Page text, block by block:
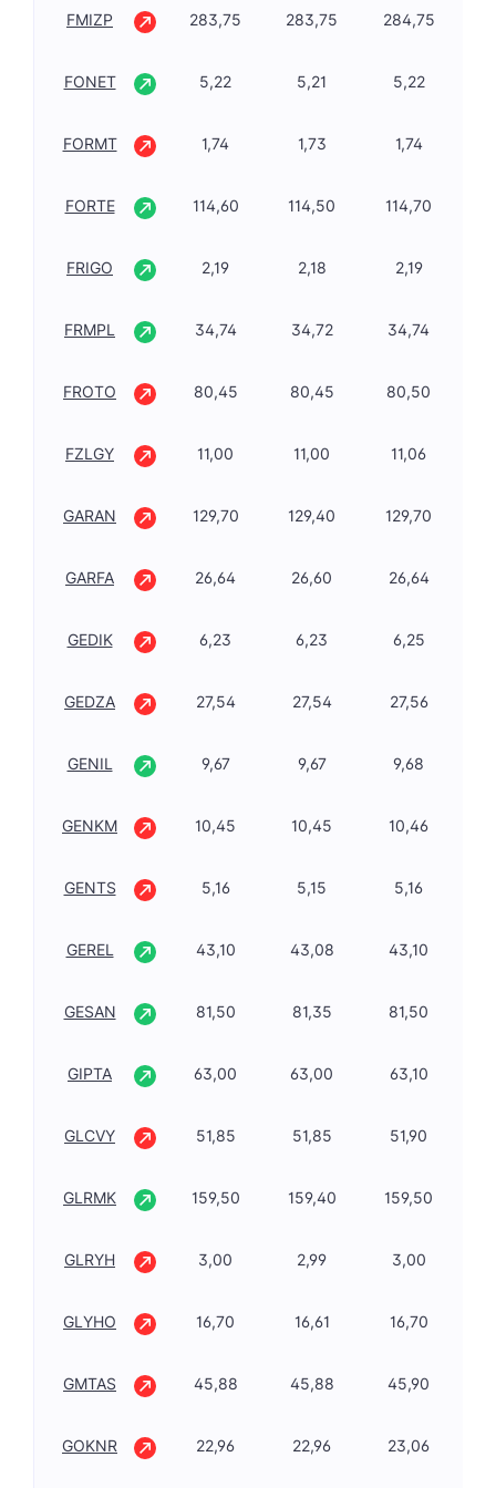
FMIZP 283,75 283,75 284,75
FONET 5,22 5,21 5,22
FORMT 1,74 1,73 1,74
FORTE 114,60 114,50 114,70
FRIGO 2,19 2,18 2,19
FRMPL 34,74 34,72 34,74
FROTO 80,45 80,45 80,50
FZLGY 11,00 11,00 11,06
GARAN 129,70 129,40 129,70
GARFA 26,64 26,60 26,64
GEDIK 6,23 6,23 6,25
GEDZA 27,54 27,54 27,56
GENIL 9,67 9,67 9,68
GENKM 10,45 10,45 10,46
GENTS 5,16 5,15 5,16
GEREL 43,10 43,08 43,10
GESAN 81,50 81,35 81,50
GIPTA 63,00 63,00 63,10
GLCVY 51,85 51,85 51,90
GLRMK 159,50 159,40 159,50
GLRYH 3,00 2,99 3,00
GLYHO 16,70 16,61 16,70
GMTAS 45,88 45,88 45,90
GOKNR 22,96 22,96 23,06